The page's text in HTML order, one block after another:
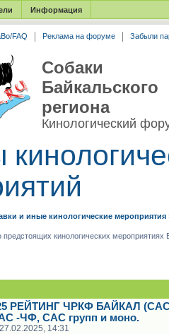
Информация
FAQ Реклама на форуме Забыли
Собаки
Байкальского
региона
Кинологический
и иные кинологические мероприятия
кинологических мероприятиях
РЕЙТИНГ ЧРКФ БАЙКАЛ
-ЧФ, САС групп и моно.
14:31